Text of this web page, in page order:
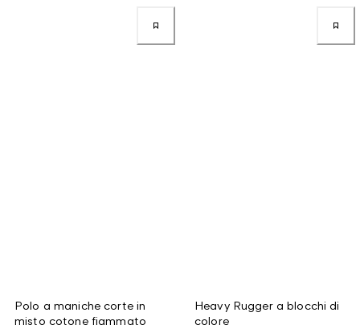
Polo a maniche corte in
misto cotone fiammato
Heavy Rugger a blocchi di
colore